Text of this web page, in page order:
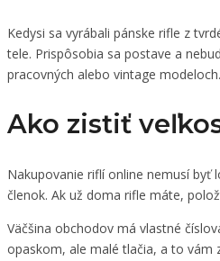
Kedysi sa vyrábali pánske rifle z
tele. Prispôsobia sa postave a
pracovných alebo vintage modeloch.
Ako zistiť
Nakupovanie riflí online nemusí byť
členok. Ak už doma rifle máte,
Väčšina obchodov má vlastné
opaskom, ale malé tlačia, a to vám